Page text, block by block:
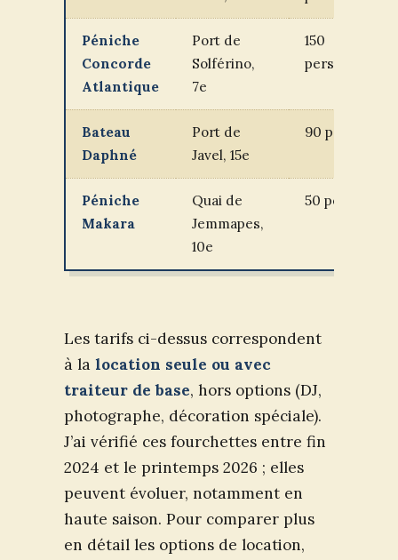
Péniche
Concorde
Atlantique
Port de
Solférino,
7e
150
pers.
Bateau
Daphné
Port de
Javel, 15e
90 pers.
Péniche
Makara
Quai de
Jemmapes,
10e
50 pers.
Les tarifs ci-dessus correspondent
à la location seule ou avec
traiteur de base, hors options (DJ,
photographe, décoration spéciale).
J’ai vérifié ces fourchettes entre fin
2024 et le printemps 2026 ; elles
peuvent évoluer, notamment en
haute saison. Pour comparer plus
en détail les options de location,